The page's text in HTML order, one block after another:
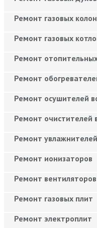
Ремонт газовых
Ремонт газовых
Ремонт
Ремонт
Ремонт осушителей
Ремонт очистителей
Ремонт
Ремонт ионизаторов
Ремонт вентиляторов
Ремонт газовых плит
Ремонт электроплит